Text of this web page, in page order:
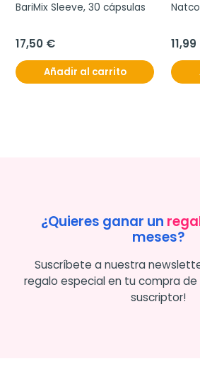
BariMix Sleeve, 30 cápsulas
17,50 €
Añadir al carrito
¿Quieres ganar un
meses?
Suscríbete a nuestra
regalo especial en tu compra
suscriptor!